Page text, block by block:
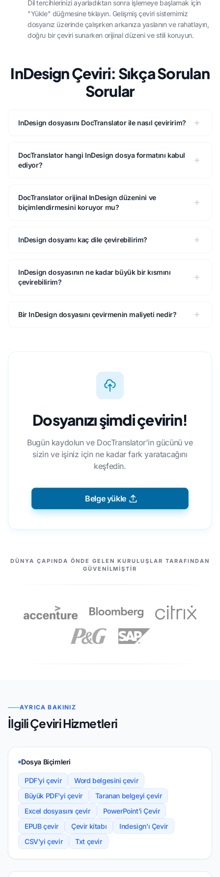
Dil tercihlerinizi ayarladıktan sonra işlemeye başlamak için
"Yükle" düğmesine tıklayın. Gelişmiş çeviri sistemimiz
dosyanız üzerinde çalışırken arkanıza yaslanın ve rahatlayın,
doğru bir çeviri sunarken orijinal düzeni ve stili koruyun.
InDesign Çeviri: Sıkça Sorulan
Sorular
InDesign dosyasını DocTranslator ile nasıl çeviririm?
DocTranslator hangi InDesign dosya formatını kabul
ediyor?
DocTranslator orijinal InDesign düzenini ve
biçimlendirmesini koruyor mu?
InDesign dosyamı kaç dile çevirebilirim?
InDesign dosyasının ne kadar büyük bir kısmını
çevirebilirim?
Bir InDesign dosyasını çevirmenin maliyeti nedir?
Dosyanızı şimdi çevirin!
Bugün kaydolun ve DocTranslator'in gücünü ve
sizin ve işiniz için ne kadar fark yaratacağını
keşfedin.
Belge yükle
ORTAKLARIMIZ
DÜNYA ÇAPINDA ÖNDE GELEN KURULUŞLAR TARAFINDAN
GÜVENILMIŞTIR
AYRICA BAKINIZ
İlgili Çeviri Hizmetleri
Dosya Biçimleri
PDF'yi çevir
Word belgesini çevir
Büyük PDF'yi çevir
Taranan belgeyi çevir
Excel dosyasını çevir
PowerPoint'i Çevir
EPUB çevir
Çevir kitabı
Indesign'ı Çevir
CSV'yi çevir
Txt çevir